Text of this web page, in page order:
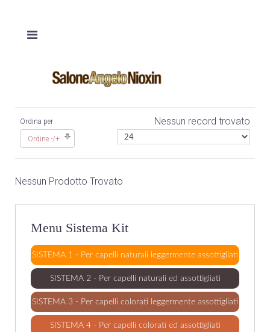
Ordina per
Ordine -/+
Nessun record trovato
Nessun Prodotto Trovato
Menu Sistema Kit
SISTEMA 1 - Per capelli naturali leggermente assottigliati
SISTEMA 2 - Per capelli naturali ed assottigliati
SISTEMA 3 - Per capelli colorati leggermente assottigliati
SISTEMA 4 - Per capelli colorati ed assottigliati